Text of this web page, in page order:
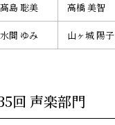
髙島 聡美 高橋 美智
水間 ゆみ 山ヶ城 陽子
回 声楽部門